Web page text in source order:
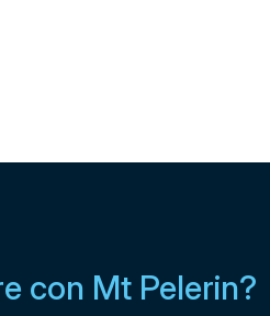
con Mt Pelerin?